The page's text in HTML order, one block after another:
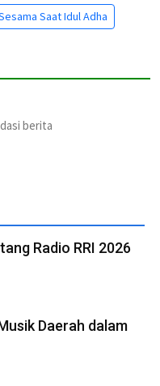
Saat Idul Adha
berita
Radio RRI 2026
Daerah dalam